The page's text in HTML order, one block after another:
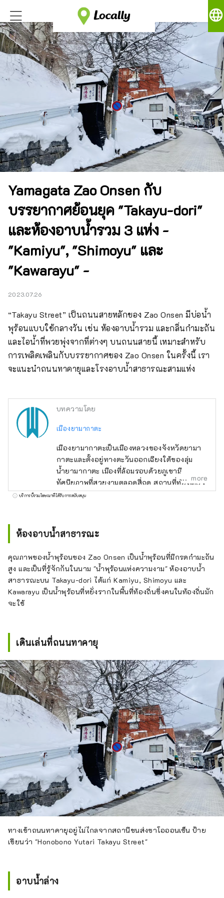
language
Yamagata Zao Onsen กับ
บรรยากาศย้อนยุค "Takayu-dori"
และห้องอาบน้ำรวม 3 แห่ง -
"Kamiyu", "Shimoyu" และ
"Kawarayu" -
2023.07.26
“Takayu Street” เป็นถนนสายหลักของ Zao Onsen มีบ่อน้ำ
พุร้อนแบบใช้กลางวัน เช่น ห้องอาบน้ำรวม และกลิ่นกำมะถัน
และไอน้ำที่พวยพุ่งจากที่ต่างๆ บนถนนสายนี้ เหมาะสำหรับ
การเพลิดเพลินกับบรรยากาศของ Zao Onsen ในครั้งนี้ เรา
จะแนะนำถนนทาคายุและโรงอาบน้ำสาธารณะสามแห่ง
บทความโดย
เมืองยามากาตะ
เมืองยามากาตะเป็นเมืองหลวงของจังหวัดยามา
กาตะและตั้งอยู่ทางตะวันออกเฉียงใต้ของลุ่ม
น้ำยามากาตะ เมืองที่ล้อมรอบด้วยภูเขามี
ทัศนียภาพที่สวยงามตลอดสี่ฤดู สถานที่ท่องเที่ยว
ที่มีชื่อเสียง ได้แก่ "ซะโอ" ซึ่งเป็นที่นิยมสำหรับ
แง่ของวัฒนธรรมอาหาร อาหารที่ใช้วัตถุดิบที่มี
อยู่มากมายของยามากาตะ เช่น ``ยามากาตะอิโม
นิ'' และ ``ราเมงเย็น'' รวมถึง ``ดาชิ'' และ ``บอล
บุก'' ได้ถูกส่งผ่าน ลง. เมืองยามากาตะมีภาพ
ธรรมชาติและประวัติศาสตร์มากมาย แต่ความ
จริงแล้วมีร้านกาแฟและร้านอาหารมากมาย และ
มีสถานที่มากมายที่คุณสามารถผ่อนคลายได้ ใน
ร้านอาหารอร่อย อย่างละเอียดและเข้าใจง่าย!
ประชาสัมพันธ์ ฝ่ายกิจการทั่วไป เมืองยามากา
ตะ)
more
บริการนี้รวมโฆษณาที่ได้รับการสนับสนุน
ห้องอาบน้ำสาธารณะ
คุณภาพของน้ำพุร้อนของ Zao Onsen เป็นน้ำพุร้อนที่มีกรดกำมะถัน
สูง และเป็นที่รู้จักกันในนาม "น้ำพุร้อนแห่งความงาม" ห้องอาบน้ำ
สาธารณะบน Takayu-dori ได้แก่ Kamiyu, Shimoyu และ
Kawarayu เป็นน้ำพุร้อนที่หยั่งรากในพื้นที่ท้องถิ่นซึ่งคนในท้องถิ่นมัก
จะใช้
เดินเล่นที่ถนนทาคายุ
ทางเข้าถนนทาคายุอยู่ไม่ไกลจากสถานีขนส่งซาโอออนเซ็น ป้าย
เขียนว่า "Honobono Yutari Takayu Street"
อาบน้ำล่าง